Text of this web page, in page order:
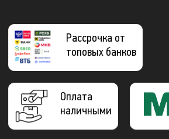
Рассрочка от
топовых банков
Оплата
наличными